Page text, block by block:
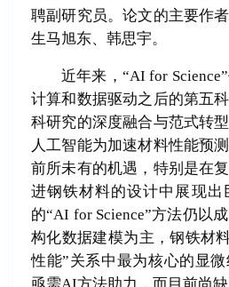
聘副研究员。论文的主要作
生马旭东、韩思宇。
近年来，“AI for
计算和数据驱动之后的第五
科研究的深度融合与范式转
人工智能为加速材料性能预
前所未有的机遇，特别是在
进钢铁材料的设计中展现出
的“AI for Science”方法仍以
构化数据建模为主，钢铁
性能”关系中最为核心的显